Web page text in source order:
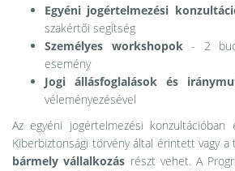
Egyéni jogértelmezési
szakértői segítség
Személyes workshopok- 2
esemény
Jogi állásfoglalások és
véleményezésével
Az egyéni jogértelmezési
Kiberbiztonsági törvény által érintett vagy
bármely vállalkozás részt vehet. A